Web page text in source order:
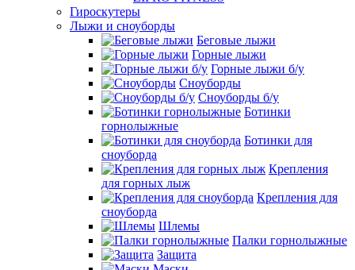
Гироскутеры
Лыжи и сноуборды
Беговые лыжи
Горные лыжи
Горные лыжи б/у
Сноуборды
Сноуборды б/у
Ботинки
горнолыжные
Ботинки для
сноуборда
Крепления
для горных лыж
Крепления для
сноуборда
Шлемы
Палки горнолыжные
Защита